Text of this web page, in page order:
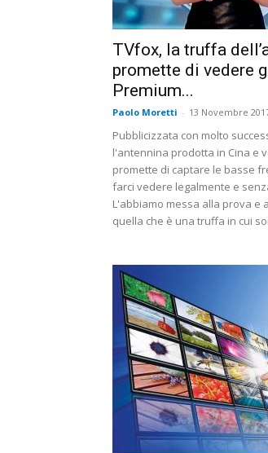
TVfox, la truffa
promette di vedere
Premium...
Paolo Moretti - 13 Novembre
Pubblicizzata con molto
l'antennina prodotta in Cina e
promette di captare le basse
farci vedere legalmente e
L'abbiamo messa alla prova e
quella che è una truffa in cui